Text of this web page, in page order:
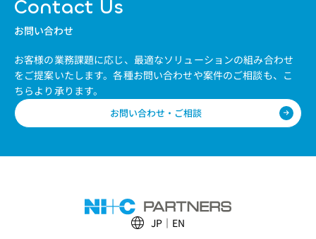
Contact Us
お問い合わせ
お客様の業務課題に応じ、最適なソリューションの組み合わせ
をご提案いたします。各種お問い合わせや案件のご相談も、こ
ちらより承ります。
お問い合わせ・ご相談
JP EN